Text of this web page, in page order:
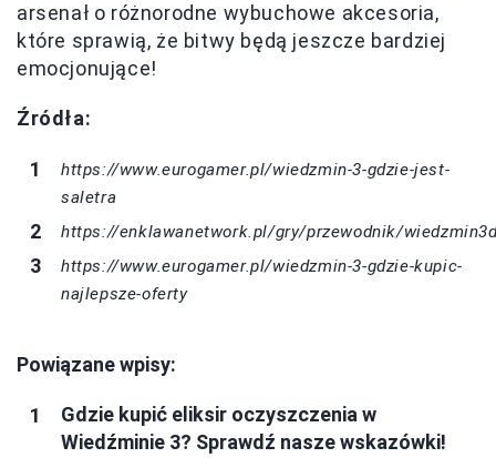
arsenał o różnorodne wybuchowe akcesoria,
które sprawią, że bitwy będą jeszcze bardziej
emocjonujące!
Źródła:
https://www.eurogamer.pl/wiedzmin-3-gdzie-jest-
saletra
https://enklawanetwork.pl/gry/przewodnik/
https://www.eurogamer.pl/wiedzmin-3-gdzie-kupic-
najlepsze-oferty
Powiązane wpisy:
Gdzie kupić eliksir oczyszczenia w
Wiedźminie 3? Sprawdź nasze wskazówki!